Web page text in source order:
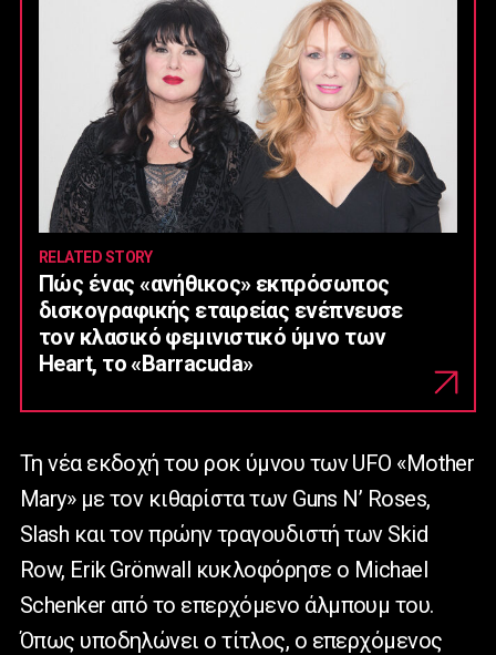
RELATED STORY
Πώς ένας «ανήθικος» εκπρόσωπος
δισκογραφικής εταιρείας ενέπνευσε
τον κλασικό φεμινιστικό ύμνο των
Heart, το «Barracuda»
Τη νέα εκδοχή του ροκ ύμνου των UFO «Mother
Mary» με τον κιθαρίστα των Guns N’ Roses,
Slash και τον πρώην τραγουδιστή των Skid
Row, Erik Grönwall κυκλοφόρησε ο Michael
Schenker από το επερχόμενο άλμπουμ του.
Όπως υποδηλώνει ο τίτλος, ο επερχόμενος